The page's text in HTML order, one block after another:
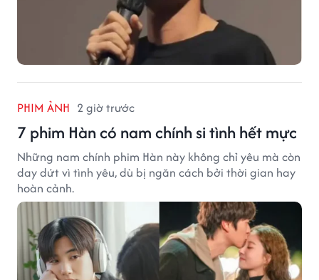
PHIM ẢNH 2 giờ trước
7 phim Hàn có nam chính si tình hết mực
Những nam chính phim Hàn này không chỉ yêu mà còn
day dứt vì tình yêu, dù bị ngăn cách bởi thời gian hay
hoàn cảnh.